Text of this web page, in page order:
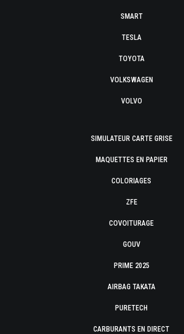
SMART
TESLA
TOYOTA
VOLKSWAGEN
VOLVO
SIMULATEUR CARTE GRISE
MAQUETTES EN PAPIER
COLORIAGES
ZFE
COVOITURAGE
GOUV
PRIME 2025
AIRBAG TAKATA
PURETECH
CARBURANTS EN DIRECT